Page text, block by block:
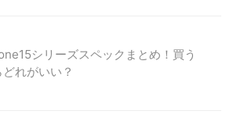
シリーズスペックまとめ！買う
どれがいい？